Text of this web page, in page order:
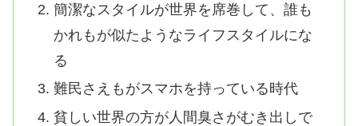
簡潔なスタイルが世界を席巻して、誰も
かれもが似たようなライフスタイルにな
る
難民さえもがスマホを持っている時代
貧しい世界の方が人間臭さがむき出しで